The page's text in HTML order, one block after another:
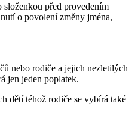
složenkou před provedením
o povolení změny jména,
nebo rodiče a jejich nezletilých
jen jeden poplatek.
dětí téhož rodiče se vybírá také